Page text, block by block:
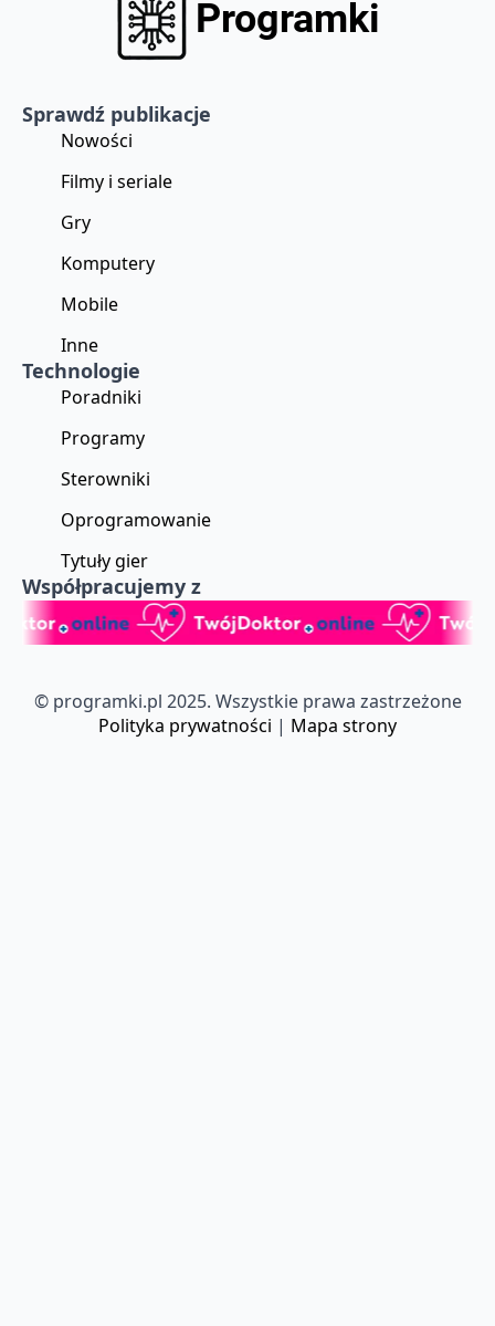
Sprawdź publikacje
Nowości
Filmy i seriale
Gry
Komputery
Mobile
Inne
Technologie
Poradniki
Programy
Sterowniki
Oprogramowanie
Tytuły gier
Współpracujemy z
© programki.pl 2025. Wszystkie prawa zastrzeżone
Polityka prywatności | Mapa strony